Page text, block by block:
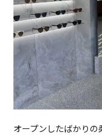
オープンしたばかり